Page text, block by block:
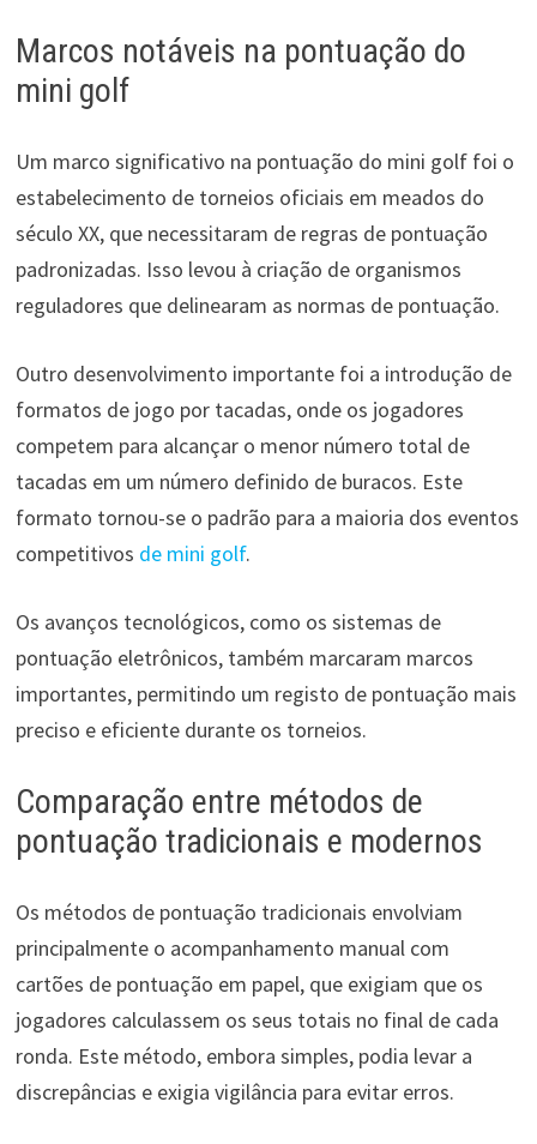
Marcos notáveis na pontuação do
mini golf
Um marco significativo na pontuação do mini golf foi o
estabelecimento de torneios oficiais em meados do
século XX, que necessitaram de regras de pontuação
padronizadas. Isso levou à criação de organismos
reguladores que delinearam as normas de pontuação.
Outro desenvolvimento importante foi a introdução de
formatos de jogo por tacadas, onde os jogadores
competem para alcançar o menor número total de
tacadas em um número definido de buracos. Este
formato tornou-se o padrão para a maioria dos eventos
competitivos de mini golf.
Os avanços tecnológicos, como os sistemas de
pontuação eletrônicos, também marcaram marcos
importantes, permitindo um registo de pontuação mais
preciso e eficiente durante os torneios.
Comparação entre métodos de
pontuação tradicionais e modernos
Os métodos de pontuação tradicionais envolviam
principalmente o acompanhamento manual com
cartões de pontuação em papel, que exigiam que os
jogadores calculassem os seus totais no final de cada
ronda. Este método, embora simples, podia levar a
discrepâncias e exigia vigilância para evitar erros.